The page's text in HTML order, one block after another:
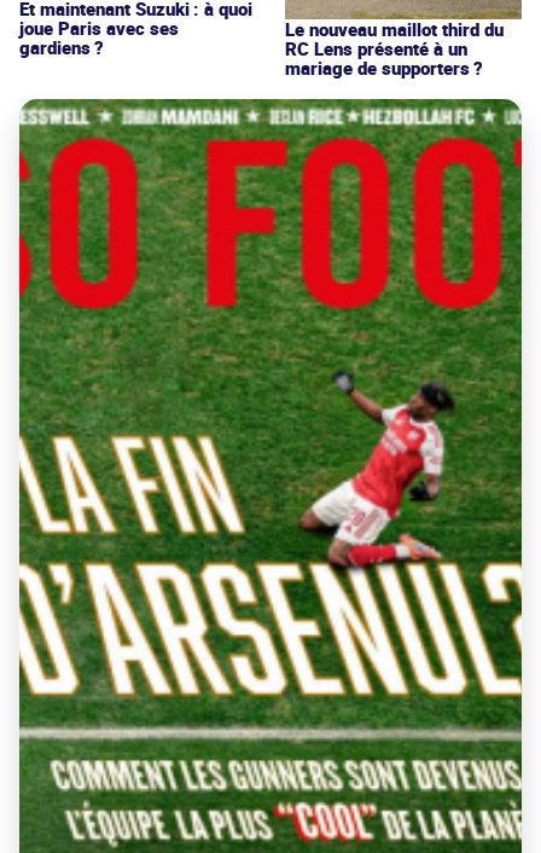
Et maintenant Suzuki : à quoi
joue Paris avec ses
gardiens ?
Le nouveau maillot third du
RC Lens présenté à un
mariage de supporters ?